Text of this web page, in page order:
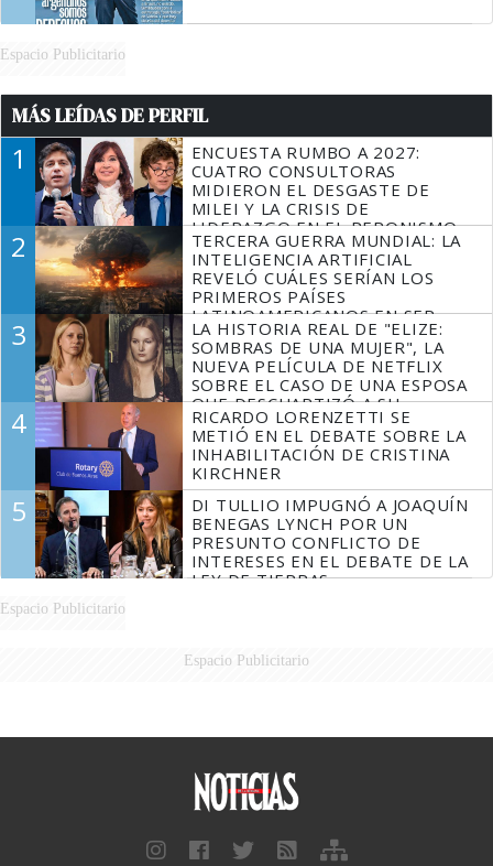
Espacio Publicitario
MÁS LEÍDAS DE PERFIL
1
ENCUESTA RUMBO A 2027:
CUATRO CONSULTORAS
MIDIERON EL DESGASTE DE
MILEI Y LA CRISIS DE
LIDERAZGO EN EL PERONISMO
2
TERCERA GUERRA MUNDIAL: LA
INTELIGENCIA ARTIFICIAL
REVELÓ CUÁLES SERÍAN LOS
PRIMEROS PAÍSES
LATINOAMERICANOS EN SER
DERROTADOS
3
LA HISTORIA REAL DE "ELIZE:
SOMBRAS DE UNA MUJER", LA
NUEVA PELÍCULA DE NETFLIX
SOBRE EL CASO DE UNA ESPOSA
QUE DESCUARTIZÓ A SU
MARIDO
4
RICARDO LORENZETTI SE
METIÓ EN EL DEBATE SOBRE LA
INHABILITACIÓN DE CRISTINA
KIRCHNER
5
DI TULLIO IMPUGNÓ A JOAQUÍN
BENEGAS LYNCH POR UN
PRESUNTO CONFLICTO DE
INTERESES EN EL DEBATE DE LA
LEY DE TIERRAS
Espacio Publicitario
Espacio Publicitario